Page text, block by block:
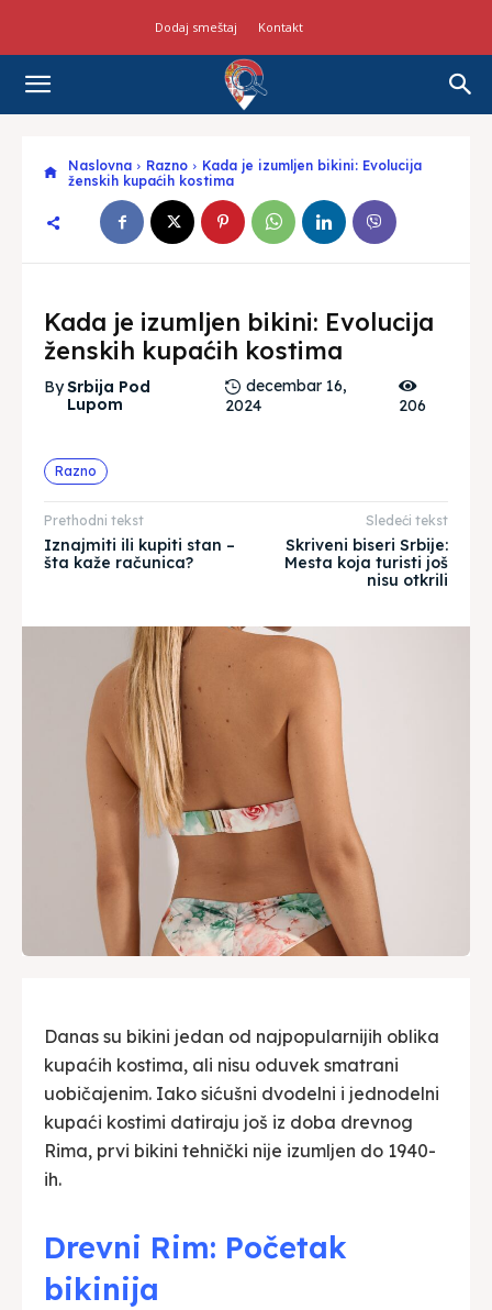
Dodaj smeštaj Kontakt
Naslovna Razno
Kada je izumljen bikini: Evolucija
ženskih kupaćih kostima
Kada je izumljen bikini: Evolucija
ženskih kupaćih kostima
BySrbija Pod
Lupom
decembar 16,
2024
206
Razno
Prethodni tekst
Iznajmiti ili kupiti stan –
šta kaže računica?
Sledeći tekst
Skriveni biseri Srbije:
Mesta koja turisti još
nisu otkrili
Danas su bikini jedan od najpopularnijih oblika
kupaćih kostima, ali nisu oduvek smatrani
uobičajenim. Iako sićušni dvodelni i jednodelni
kupaći kostimi datiraju još iz doba drevnog
Rima, prvi bikini tehnički nije izumljen do 1940-
ih.
Drevni Rim: Početak
bikinija